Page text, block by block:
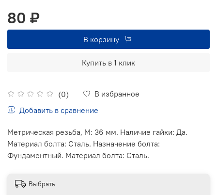
(0)
В избранное
Добавить в сравнение
80 ₽
В корзину
Купить в 1 клик
Метрическая резьба, М: 36 мм. Наличие гайки: Да.
Материал болта: Сталь. Назначение болта:
Фундаментный. Материал болта: Сталь.
Выбрать